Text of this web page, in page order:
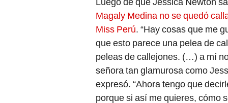
Magaly Medina no se quedó
Miss Perú. “Hay cosas que me
que esto parece una pelea de
peleas de callejones. (…) a mí
señora tan glamurosa como
expresó. “Ahora tengo que
porque si así me quieres, cómo